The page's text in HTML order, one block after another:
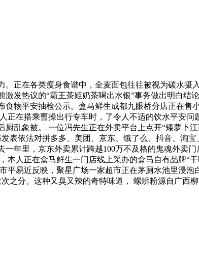
在各类瘦身食谱中，全麦面包往往被视为碳水摄
发热议的“霸王茶姬奶茶喝出水银”事务做出明白结
物平安抽检公示。盒马鲜生成都九眼桥分店正在售
正在搭乘曹操出行专车时，了令人不适的饮水平安问
乱象被。 一位冯先生正在外卖平台上点开“矮萝卜
表依法对拼多多、美团、京东、饿了么、抖音、淘
年里，京东外卖累计跨越100万不及格的鬼魂外卖
人正在盒马鲜生一门店线上采办的盒马自有品牌“
易近反映，聚星广场一家超市正在茅厕水池里浸泡
之分。这种又臭又辣的奇特味道， 螺蛳粉源自广西